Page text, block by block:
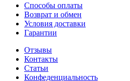
Способы оплаты
Возврат и обмен
Условия доставки
Гарантии
Отзывы
Контакты
Статьи
Конфеденциальность